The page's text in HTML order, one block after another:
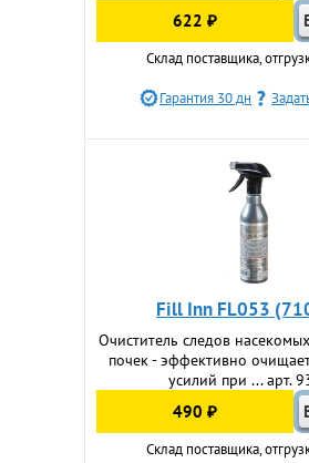
622 ₽
Склад поставщика,
Гарантия 30 дн
Fill Inn FL053
Очиститель следов
почек - эффективно
усилий при ... арт.
490 ₽
Склад поставщика,